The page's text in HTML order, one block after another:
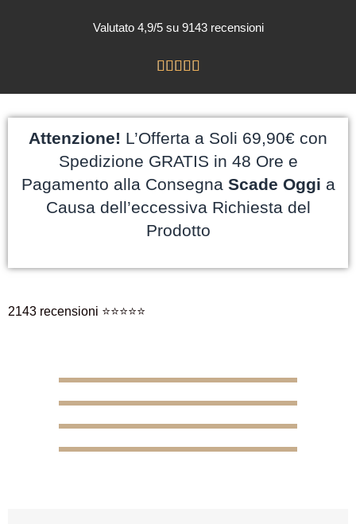
Valutato 4,9/5 su 9143 recensioni
    
Attenzione! L’Offerta a Soli 69,90€ con
Spedizione GRATIS in 48 Ore e
Pagamento alla ConsegnaScade Oggi a
Causa dell’eccessiva Richiesta del
Prodotto
2143 recensioni ⭐️⭐️⭐️⭐️⭐️